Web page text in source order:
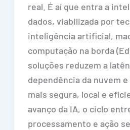
real. É aí que entra a
dados, viabilizada por
inteligência artificial,
computação na borda
soluções reduzem a
dependência da nuvem
mais segura, local e
avanço da IA, o ciclo
processamento e ação